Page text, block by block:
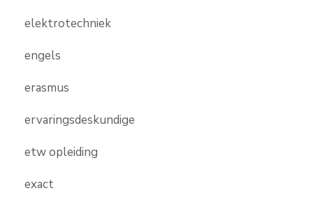
elektrotechniek
engels
erasmus
ervaringsdeskundige
etw opleiding
exact